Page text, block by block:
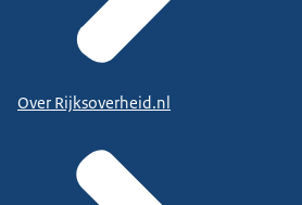
Over Rijksoverheid.nl